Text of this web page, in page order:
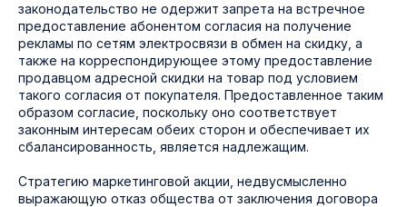
законодательство не одержит запрета на встречное
предоставление абонентом согласия на получение
рекламы по сетям электросвязи в обмен на скидку, а
также на корреспондирующее этому предоставление
продавцом адресной скидки на товар под условием
такого согласия от покупателя. Предоставленное таким
образом согласие, поскольку оно соответствует
законным интересам обеих сторон и обеспечивает их
сбалансированность, является надлежащим.
Стратегию маркетинговой акции, недвусмысленно
выражающую отказ общества от заключения договора